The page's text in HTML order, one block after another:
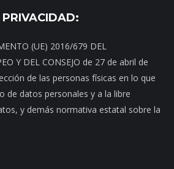
(UE) 2016/679 DEL
Y DEL CONSEJO de 27 de abril de
de las personas físicas en lo que
de datos personales y a la libre
y demás normativa estatal sobre la